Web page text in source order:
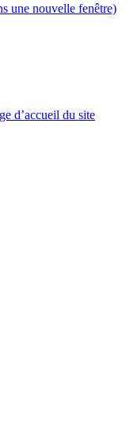
une nouvelle fenêtre)
d’accueil du site